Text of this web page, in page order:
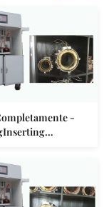
-
para o estator do